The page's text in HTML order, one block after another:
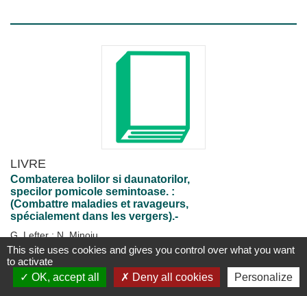
LIVRE
Combaterea bolilor si daunatorilor,
specilor pomicole semintoase. :
(Combattre maladies et ravageurs,
spécialement dans les vergers).-
G. Lefter;N. Minoiu
Bucuresti : Editura Ceres; 1990
194 p. ; 21 cm
Plus d'information... Disponible
This site uses cookies and gives you control over what you want
to activate
OK, accept all
Deny all cookies Personalize